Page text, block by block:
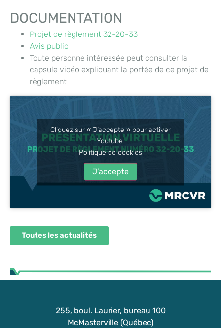
DOCUMENTATION
Projet de règlement 32-20-33
Avis public
Toute personne intéressée peut consulter la
capsule vidéo expliquant la portée de ce projet de
règlement
Cliquez sur « J’accepte » pour activer
Youtube
Politique de cookies
J’accepte
Toutes les actualités
255, boul. Laurier, bureau 100
McMasterville (Québec)